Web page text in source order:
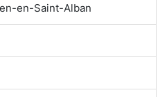
en-Saint-Alban